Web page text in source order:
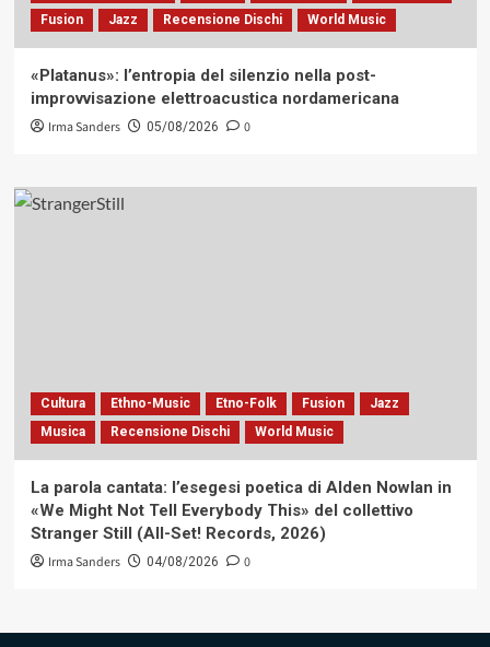
Fusion
Jazz Recensione Dischi World Music
«Platanus»: l’entropia del silenzio nella post-
improvvisazione elettroacustica nordamericana
Irma Sanders 05/08/2026 0
Cultura Ethno-Music Etno-Folk Fusion
Jazz
Musica
Recensione Dischi World Music
La parola cantata: l’esegesi poetica di Alden Nowlan in
«We Might Not Tell Everybody This» del collettivo
Stranger Still (All-Set! Records, 2026)
Irma Sanders 04/08/2026 0